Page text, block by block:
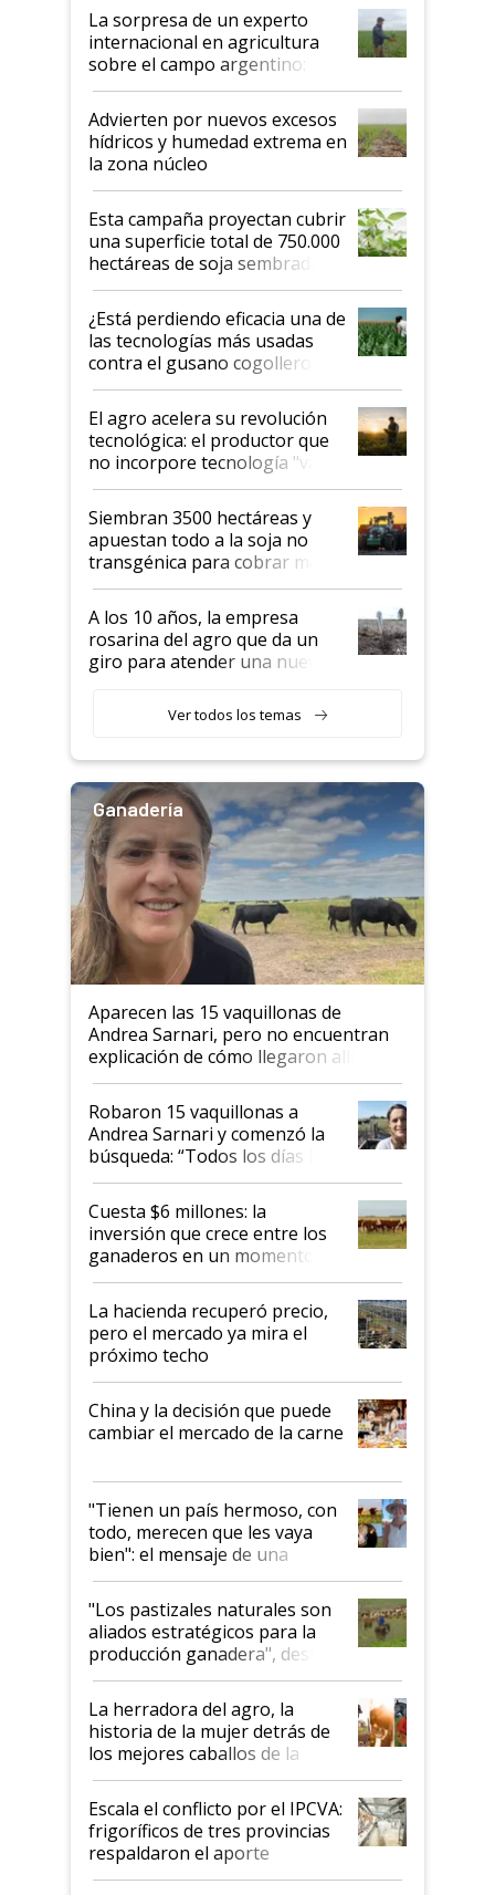
La sorpresa de un experto
internacional en agricultura
sobre el campo argentino:
"Estoy muy impresionado"
Advierten por nuevos excesos
hídricos y humedad extrema en
la zona núcleo
Esta campaña proyectan cubrir
una superficie total de 750.000
hectáreas de soja sembradas
con una nueva generación de
variedades que marcan un
salto tecnológico en genética y
rendimiento
¿Está perdiendo eficacia una de
las tecnologías más usadas
contra el gusano cogollero? El
desafío de una tecnología clave
El agro acelera su revolución
tecnológica: el productor que
no incorpore tecnología "va a
perder el tren"
Siembran 3500 hectáreas y
apuestan todo a la soja no
transgénica para cobrar más
por tonelada: compraron un
semillero
A los 10 años, la empresa
rosarina del agro que da un
giro para atender una nueva
Ver todos los temas
Ganadería
Aparecen las 15 vaquillonas de
Andrea Sarnari, pero no encuentran
explicación de cómo llegaron allí
Robaron 15 vaquillonas a
Andrea Sarnari y comenzó la
búsqueda: “Todos los días le
toca a algún productor”
Cuesta $6 millones: la
inversión que crece entre los
ganaderos en un momento
histórico para la actividad
La hacienda recuperó precio,
pero el mercado ya mira el
próximo techo
China y la decisión que puede
cambiar el mercado de la carne
"Tienen un país hermoso, con
todo, merecen que les vaya
bien": el mensaje de una
ganadera uruguaya sobre las
oportunidades que se abren
para el agro en Argentina, con
foco en la carne
"Los pastizales naturales son
aliados estratégicos para la
producción ganadera", destaca
la iniciativa que ya reúne a 46
establecimientos en Argentina
La herradora del agro, la
historia de la mujer detrás de
los mejores caballos de la
Argentina y los mitos que
todavía hacen sufrir a estos
animales: "Mientras me
descalificaban, yo seguí
haciendo currículum"
Escala el conflicto por el IPCVA:
frigoríficos de tres provincias
respaldaron el aporte
obligatorio